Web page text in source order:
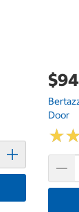
Door
★
★